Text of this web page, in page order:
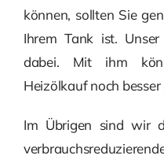
können, sollten Sie
Ihrem Tank ist.
dabei. Mit ihm
Heizölkauf noch besser
Im Übrigen sind wir